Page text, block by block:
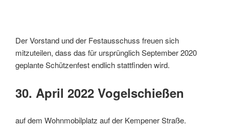
Der Vorstand und der Festausschuss freuen sich
mitzuteilen, dass das für ursprünglich September 2020
geplante Schützenfest endlich stattfinden wird.
30. April 2022 Vogelschießen
auf dem Wohnmobilplatz auf der Kempener Straße.